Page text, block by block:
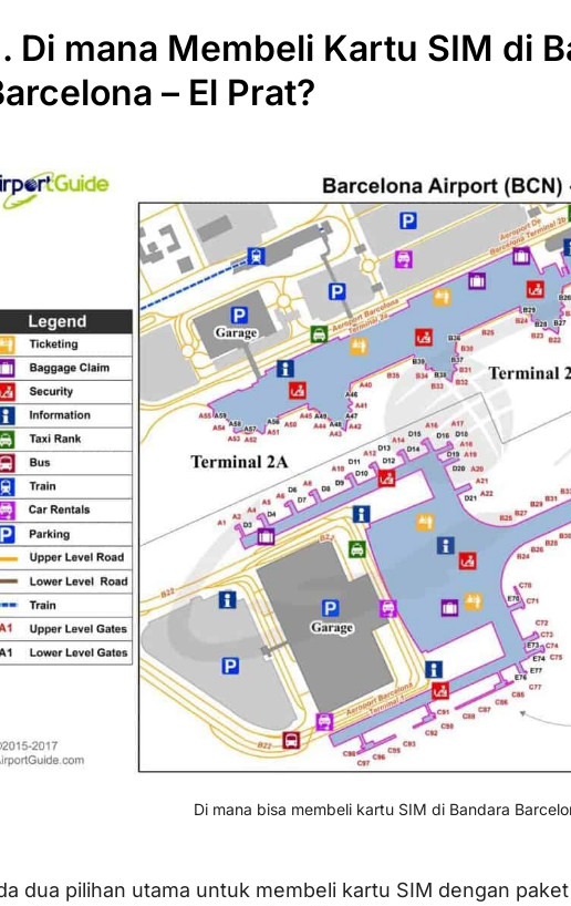
Di mana Membeli Kartu SIM di
– El Prat?
Di mana bisa membeli kartu SIM di Bandara
dua pilihan utama untuk membeli kartu SIM dengan